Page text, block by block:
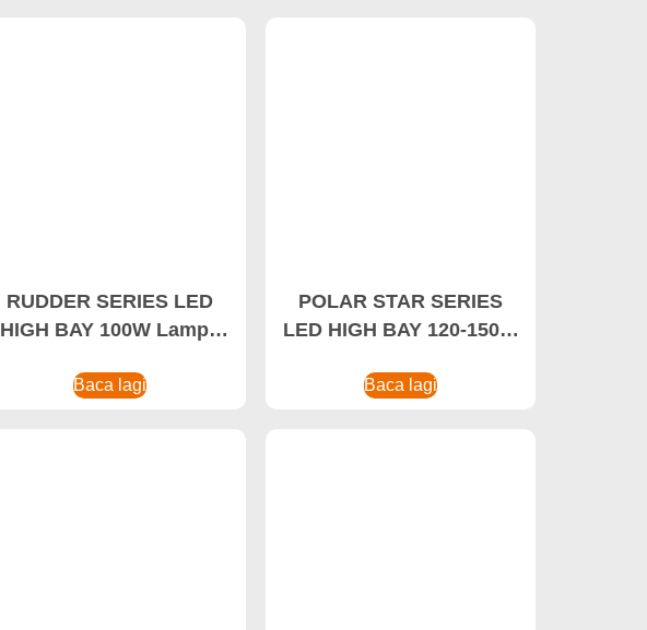
RUDDER SERIES LED
HIGH BAY 100W Lampu
Lampu Kerja LED Lumen
Baca lagi
POLAR STAR SERIES
LED HIGH BAY 120-150W
Workshop Light, Lampu
Baca lagi